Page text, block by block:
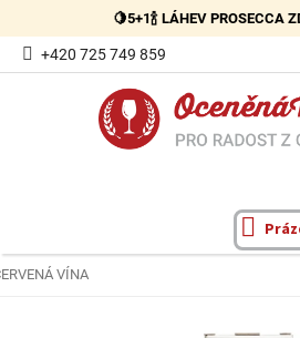
obsah
🍋5+1🍾 LÁHEV PROSECCA
+420 725 749 859
VÍNA